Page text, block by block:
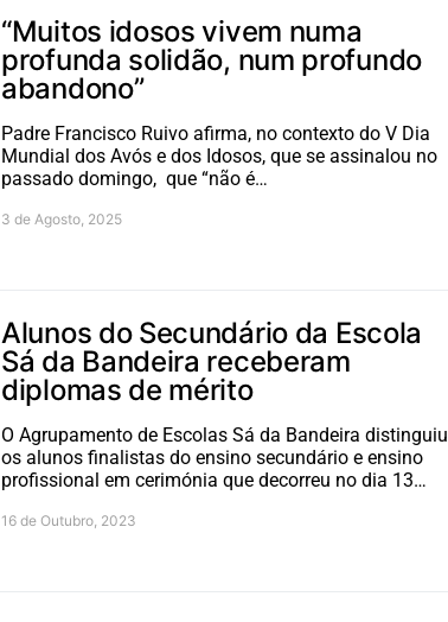
“Muitos idosos vivem numa
profunda solidão, num profundo
abandono”
Padre Francisco Ruivo afirma, no contexto do V Dia
Mundial dos Avós e dos Idosos, que se assinalou no
passado domingo, que “não é…
3 de Agosto, 2025
Alunos do Secundário da Escola
Sá da Bandeira receberam
diplomas de mérito
O Agrupamento de Escolas Sá da Bandeira distinguiu
os alunos finalistas do ensino secundário e ensino
profissional em cerimónia que decorreu no dia 13…
16 de Outubro, 2023